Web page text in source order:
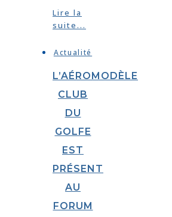
Lire la
suite...
Actualité
L’AÉROMODÈLE
CLUB
DU
GOLFE
EST
PRÉSENT
AU
FORUM